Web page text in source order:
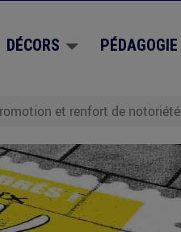
DÉCORS PÉDAGOGIE
et renfort de notoriété